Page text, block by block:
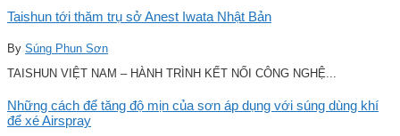
Taishun tới thăm trụ sở Anest Iwata Nhật Bản
By Súng Phun Sơn
TAISHUN VIỆT NAM – HÀNH TRÌNH KẾT NỐI CÔNG NGHỆ...
Những cách để tăng độ mịn của sơn áp dụng với súng dùng khí
để xé Airspray